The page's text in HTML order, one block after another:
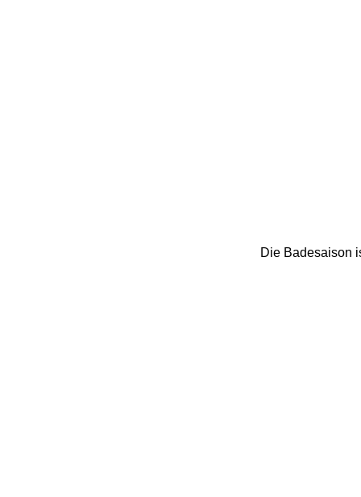
Die Badesaison